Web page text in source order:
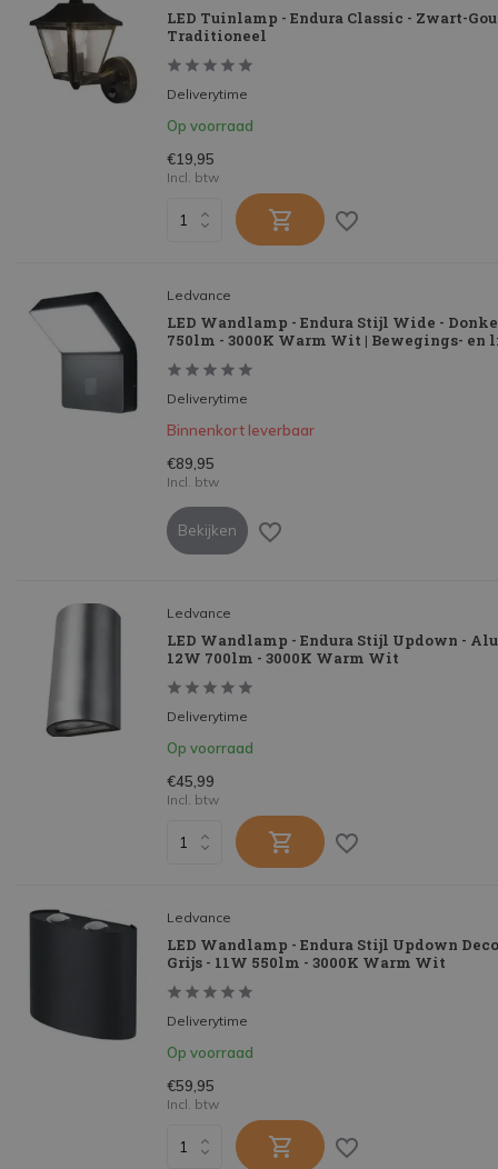
LED Tuinlamp - Endura Classic - Zwart-
Traditioneel
Deliverytime
Op voorraad
€19,95
Incl. btw
Ledvance
LED Wandlamp - Endura Stijl Wide -
750lm - 3000K Warm Wit | Bewegings- en
Deliverytime
Binnenkort leverbaar
€89,95
Incl. btw
Bekijken
Ledvance
LED Wandlamp - Endura Stijl Updown -
12W 700lm - 3000K Warm Wit
Deliverytime
Op voorraad
€45,99
Incl. btw
Ledvance
LED Wandlamp - Endura Stijl Updown
Grijs - 11W 550lm - 3000K Warm Wit
Deliverytime
Op voorraad
€59,95
Incl. btw